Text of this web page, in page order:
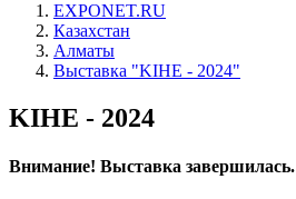
EXPONET.RU
Казахстан
Алматы
Выставка "KIHE - 2024"
KIHE - 2024
Внимание! Выставка завершилась.